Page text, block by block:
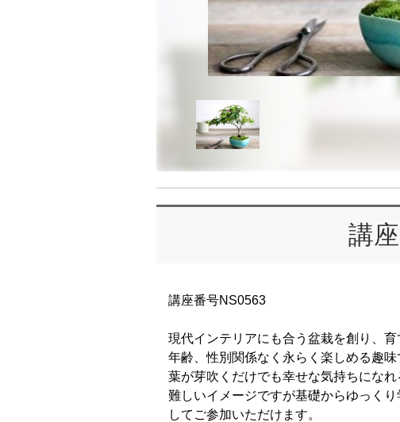
講
講座番号NS0563
現代インテリアにも合う盆栽を創り、育
年齢、性別関係なく永らく楽しめる趣味
葉が芽吹くだけでも幸せな気持ちになれ
難しいイメージですが基礎からゆっく
してご参加いただけます。